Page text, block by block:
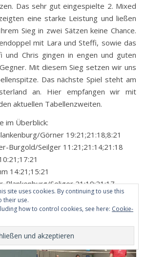
Das sehr gut eingespielte 2. Mixed
eine starke Leistung und ließen
Sieg in zwei Sätzen keine Chance.
mit Lara und Steffi, sowie das
und Chris gingen in engen und guten
Mit diesem Sieg setzen wir uns
Das nächste Spiel steht am
an. Hier empfangen wir mit
aktuellen Tabellenzweiten.
im Überblick:
Görner 19:21;21:18;8:21
Burgold/Seilger 11:21;21:14;21:18
14:21;15:21
Blankenburg/Seliger 21:19;21:17
Görner/Burgold 5:21;13:21
site uses cookies. By continuing to use this
their use.
how to control cookies, see here: Cookie-